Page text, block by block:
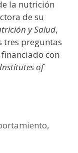
la nutrición
de su
y Salud,
tres preguntas
con
of
,